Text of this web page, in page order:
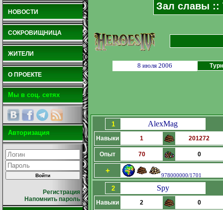
НОВОСТИ
СОКРОВИЩНИЦА
ЖИТЕЛИ
О ПРОЕКТЕ
Мы в соц. сетях
Авторизация
Регистрация
Напомнить пароль
Зал славы ::
8 июля 2006
1 AlexMag
Навыки 1 201272
Опыт 70 0
+
978000000/1701
2 Spy
Навыки 2 0